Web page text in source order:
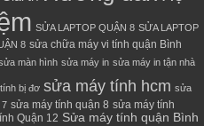
SỬA LAPTOP QUẬN 8 SỬA LAPTOP
8 sửa chữa máy vi tính quận Bình
màn hình sửa máy in sửa máy in tận nhà
bị đơ sửa máy tính hcm sửa
7 sửa máy tính quận 8 sửa máy tính
Quận 12 Sửa máy tính quận Bình